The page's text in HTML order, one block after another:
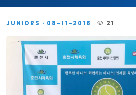
JUNIORS · 08-11-2018 21